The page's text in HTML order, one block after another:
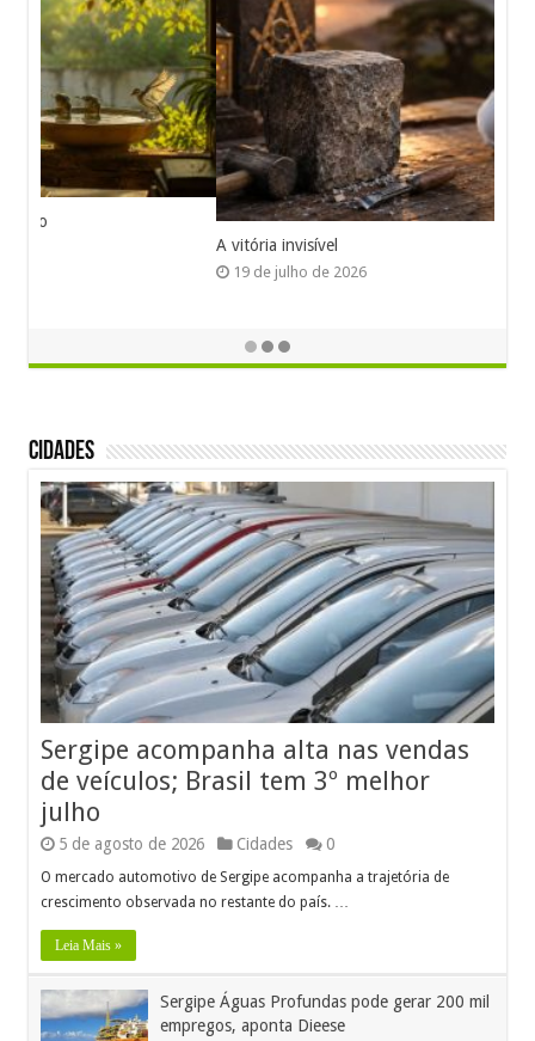
Cidades
Sergipe acompanha alta nas vendas
de veículos; Brasil tem 3º melhor
julho
5 de agosto de 2026 Cidades 0
O mercado automotivo de Sergipe acompanha a trajetória de
crescimento observada no restante do país. …
Leia Mais »
Sergipe Águas Profundas pode gerar 200 mil
empregos, aponta Dieese